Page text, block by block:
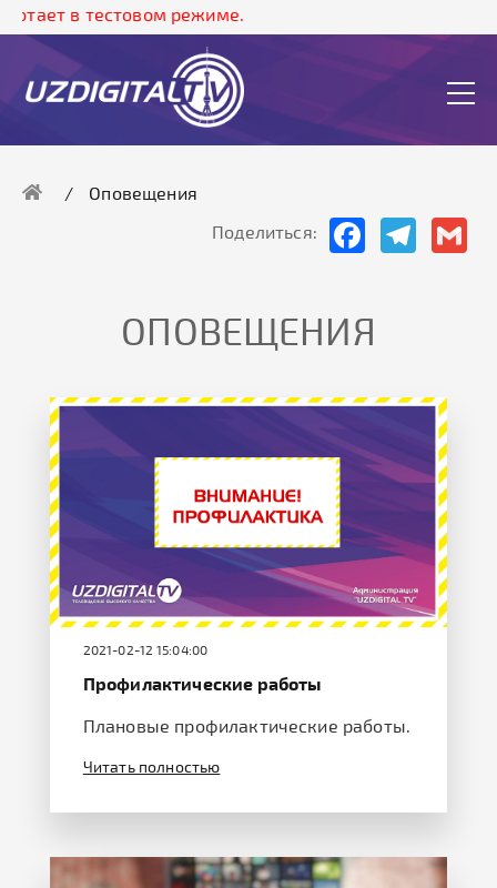
в тестовом режиме.
Оповещения
Поделиться:
FacebookTelegram
ОПОВЕЩЕНИЯ
2021-02-12 15:04:00
Профилактические работы
Плановые профилактические работы.
Читать полностью